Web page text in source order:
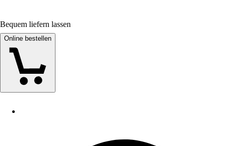
Bequem liefern lassen
Online bestellen